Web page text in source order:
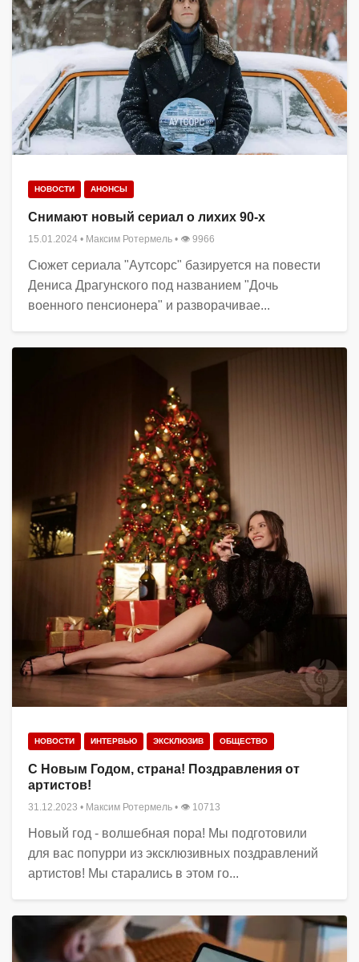
НОВОСТИ АНОНСЫ
Снимают новый сериал о лихих 90-х
15.01.2024 • Максим Ротермель • 👁 9966
Сюжет сериала "Аутсорс" базируется на повести
Дениса Драгунского под названием "Дочь
военного пенсионера" и разворачивае...
НОВОСТИ ИНТЕРВЬЮ ЭКСКЛЮЗИВ ОБЩЕСТВО
С Новым Годом, страна! Поздравления от
артистов!
31.12.2023 • Максим Ротермель • 👁 10713
Новый год - волшебная пора! Мы подготовили
для вас попурри из эксклюзивных поздравлений
артистов! Мы старались в этом го...